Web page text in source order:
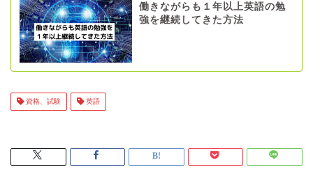
働きながらも１年以上英語の勉
強を継続してきた方法
資格、試験 英語